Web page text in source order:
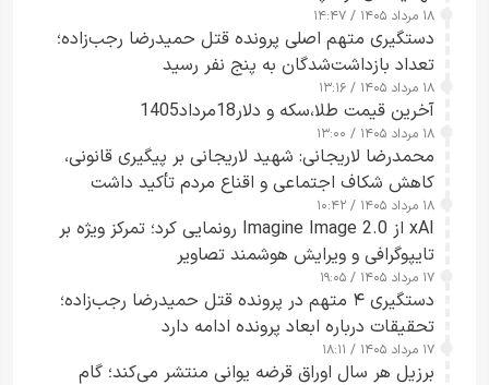
۱۸ مرداد ۱۴۰۵ / ۱۴:۴۷
دستگیری متهم اصلی پرونده قتل حمیدرضا رجب‌زاده؛
تعداد بازداشت‌شدگان به پنج نفر رسید
۱۸ مرداد ۱۴۰۵ / ۱۳:۱۶
آخرین قیمت طلا،سکه و دلار18مرداد1405
۱۸ مرداد ۱۴۰۵ / ۱۳:۰۰
محمدرضا لاریجانی: شهید لاریجانی بر پیگیری قانونی،
کاهش شکاف اجتماعی و اقناع مردم تأکید داشت
۱۸ مرداد ۱۴۰۵ / ۱۰:۴۲
xAI از Imagine Image 2.0 رونمایی کرد؛ تمرکز ویژه بر
تایپوگرافی و ویرایش هوشمند تصاویر
۱۷ مرداد ۱۴۰۵ / ۱۹:۰۵
دستگیری ۴ متهم در پرونده قتل حمیدرضا رجب‌زاده؛
تحقیقات درباره ابعاد پرونده ادامه دارد
۱۷ مرداد ۱۴۰۵ / ۱۸:۱۱
برزیل هر سال اوراق قرضه یوانی منتشر می‌کند؛ گام